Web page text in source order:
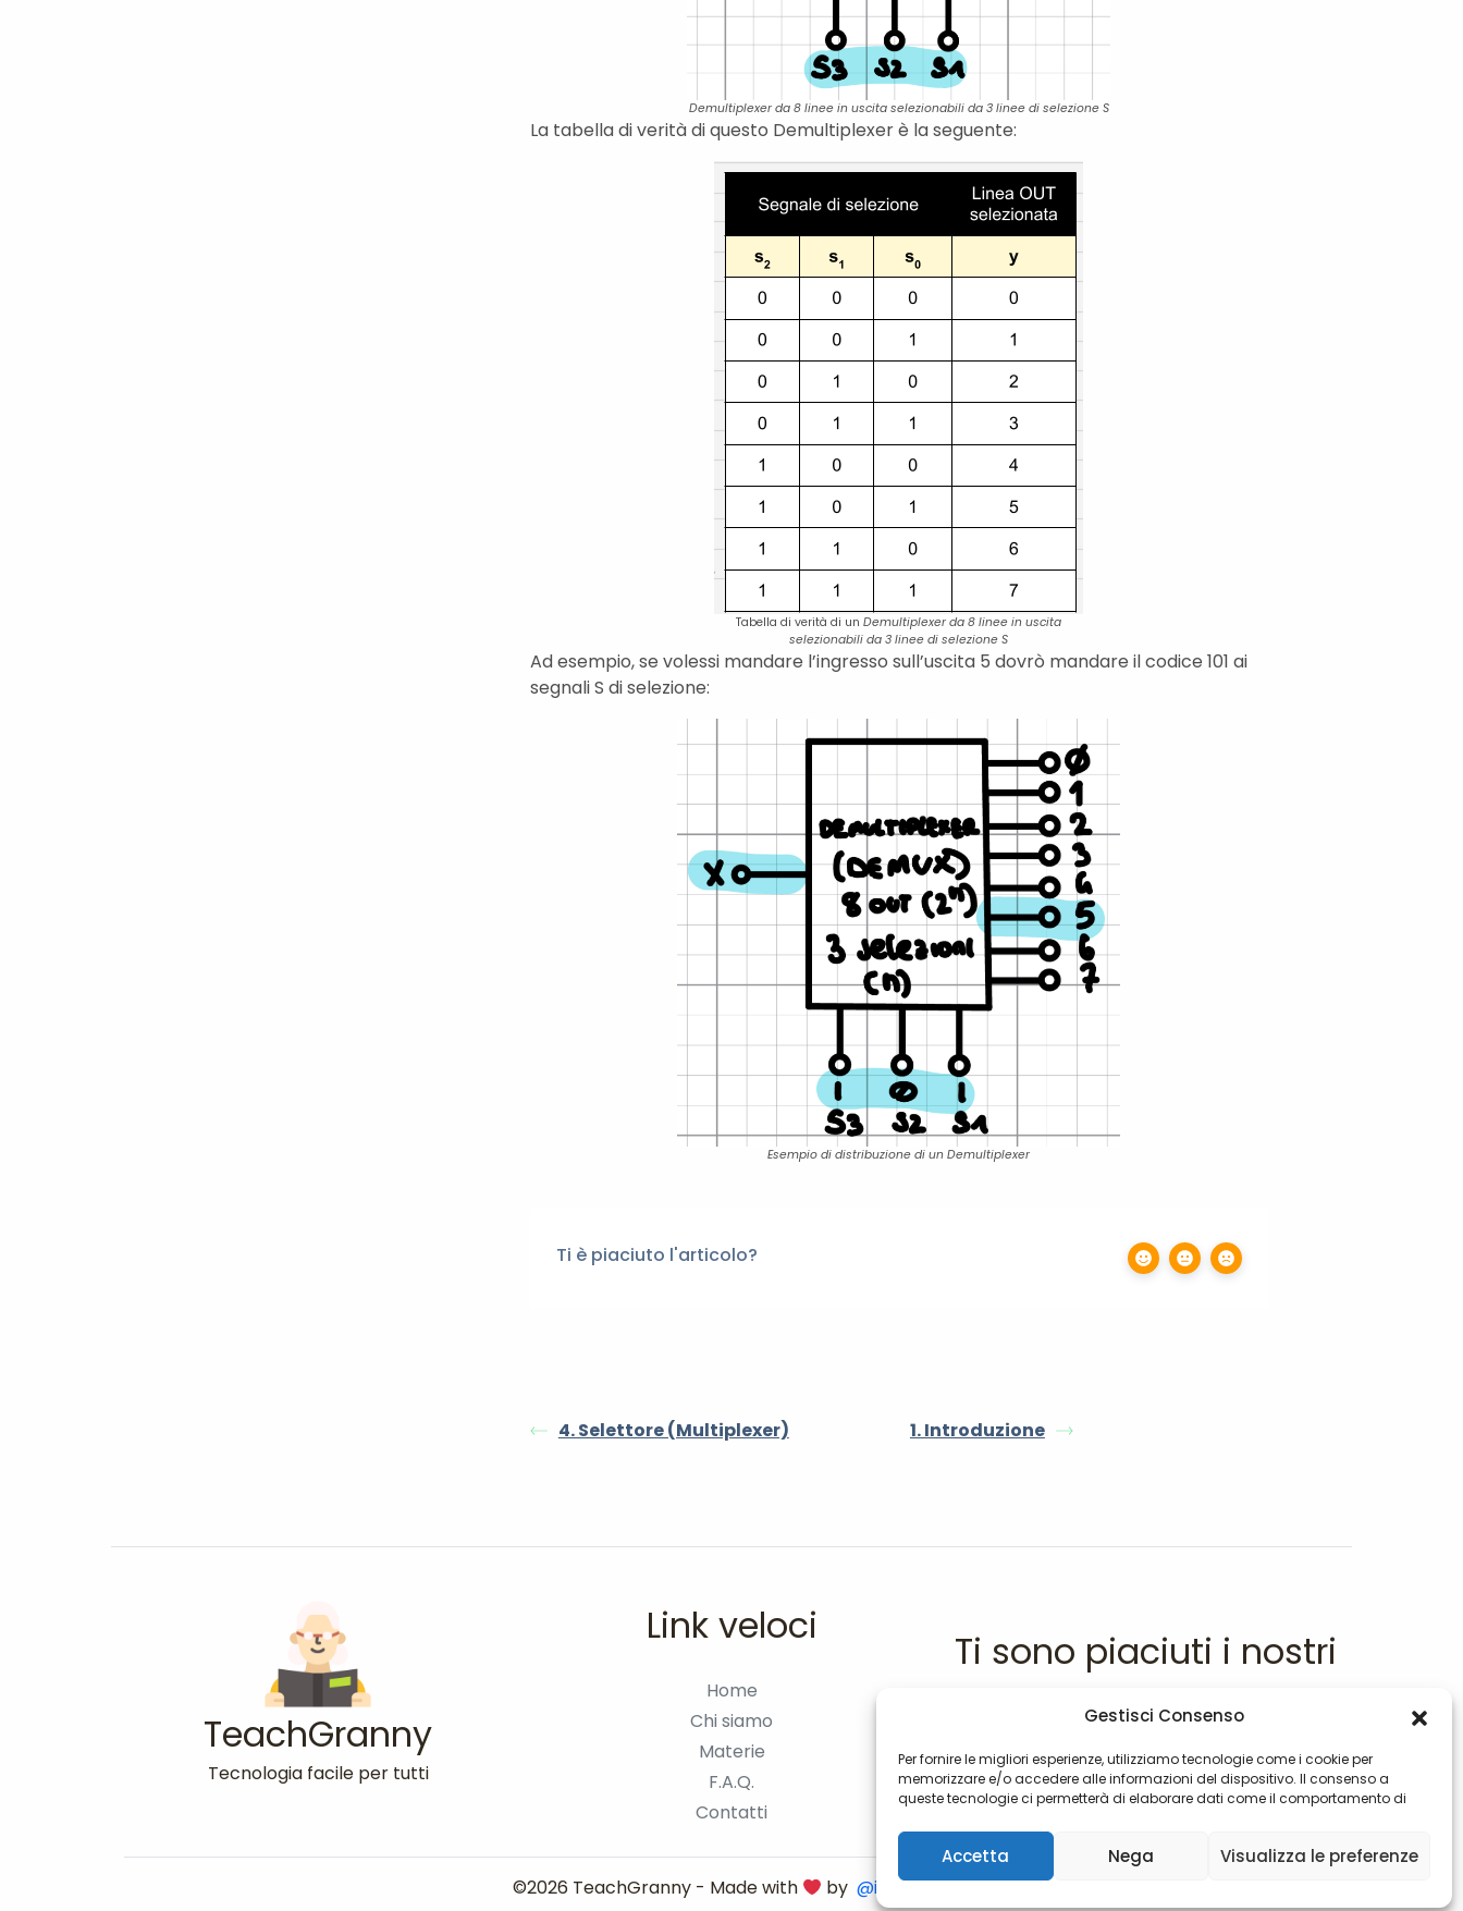
Gestisci Consenso
Per fornire le migliori esperienze, utilizziamo tecnologie come i cookie per
memorizzare e/o accedere alle informazioni del dispositivo. Il consenso a
queste tecnologie ci permetterà di elaborare dati come il comportamento di
può influire negativamente su alcune caratteristiche e funzioni.
Accetta Nega Visualizza le preferenze
Demultiplexer da 8 linee in uscita selezionabili da 3 linee di selezione S
La tabella di verità di questo Demultiplexer è la seguente:
Tabella di verità di unDemultiplexer da 8 linee in uscita
selezionabili da 3 linee di selezione S
Ad esempio, se volessi mandare l’ingresso sull’uscita 5 dovrò mandare il codice 101 ai
segnali S di selezione:
Esempio di distribuzione di un Demultiplexer
Ti è piaciuto l'articolo?
4. Selettore (Multiplexer) 1. Introduzione
TeachGranny
Tecnologia facile per tutti
Link veloci
Home
Chi siamo
Materie
F.A.Q.
Contatti
Ti sono piaciuti i nostri
contenuti?
Offrici un
©2026 TeachGranny - Made with by @ikkoyeah